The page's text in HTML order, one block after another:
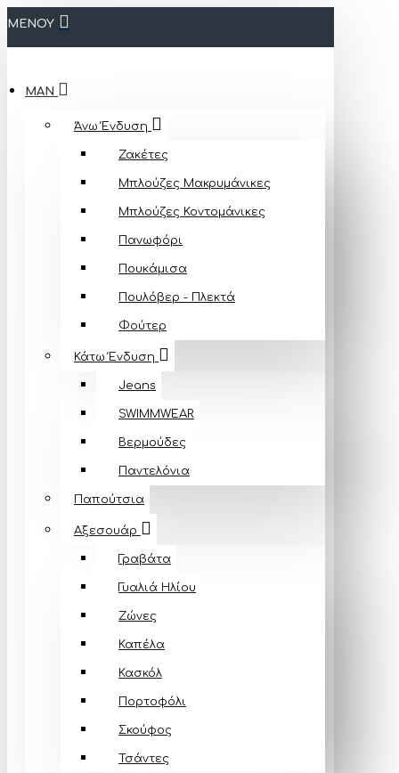
ΜΕΝΟΥ
MAN
Άνω Ένδυση
Ζακέτες
Μπλούζες Mακρυμάνικες
Μπλούζες Κοντομάνικες
Πανωφόρι
Πουκάμισα
Πουλόβερ - Πλεκτά
Φούτερ
Κάτω Ένδυση
Jeans
SWIMMWEAR
Βερμούδες
Παντελόνια
Παπούτσια
Αξεσουάρ
Γραβάτα
Γυαλιά Ηλίου
Ζώνες
Καπέλα
Κασκόλ
Πορτοφόλι
Σκούφος
Τσάντες